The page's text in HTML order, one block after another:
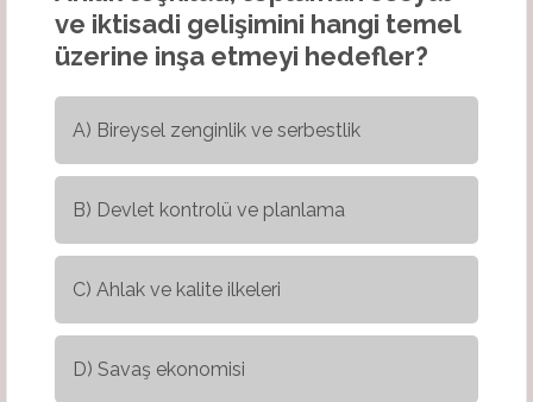
ve iktisadi gelişimini hangi temel
üzerine inşa etmeyi hedefler?
A) Bireysel zenginlik ve serbestlik
B) Devlet kontrolü ve planlama
C) Ahlak ve kalite ilkeleri
D) Savaş ekonomisi